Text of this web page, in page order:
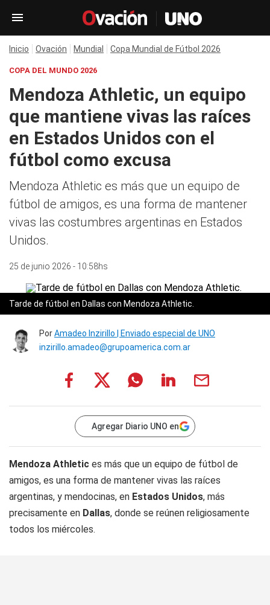
Inicio Ovación Mundial Copa Mundial de Fútbol 2026
COPA DEL MUNDO 2026
Mendoza Athletic, un equipo
que mantiene vivas las raíces
en Estados Unidos con el
fútbol como excusa
Mendoza Athletic es más que un equipo de
fútbol de amigos, es una forma de mantener
vivas las costumbres argentinas en Estados
Unidos.
25 de junio 2026 - 10:58hs
Tarde de fútbol en Dallas con Mendoza Athletic.
PorAmadeo Inzirillo | Enviado especial de UNO
inzirillo.amadeo@grupoamerica.com.ar
Agregar Diario UNO en
Mendoza Athletic es más que un equipo de fútbol de
amigos, es una forma de mantener vivas las raíces
argentinas, y mendocinas, en Estados Unidos, más
precisamente en Dallas, donde se reúnen religiosamente
todos los miércoles.